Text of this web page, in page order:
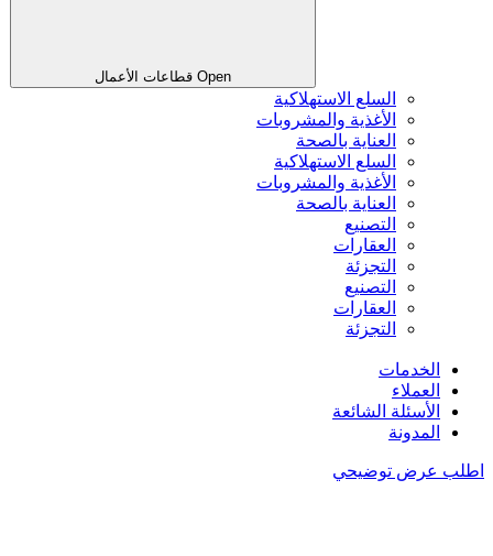
Open قطاعات الأعمال
السلع الاستهلاكية
الأغذية والمشروبات
العناية بالصحة
السلع الاستهلاكية
الأغذية والمشروبات
العناية بالصحة
التصنيع
العقارات
التجزئة
التصنيع
العقارات
التجزئة
الخدمات
العملاء
الأسئلة الشائعة
المدونة
اطلب عرض توضيحي